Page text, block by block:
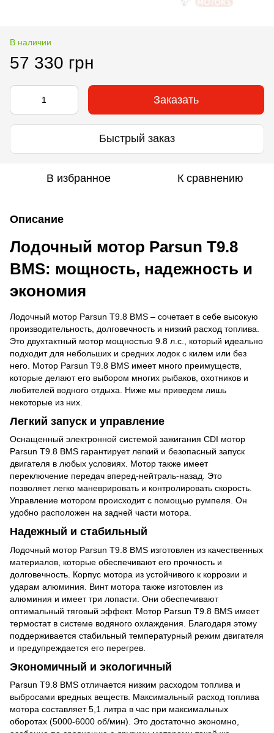
В наличии
57 330 грн
Заказать
Быстрый заказ
В избранное К сравнению
Описание
Лодочный мотор Parsun T9.8
BMS: мощность, надежность и
экономия
Лодочный мотор Parsun T9.8 BMS – сочетает в себе высокую
производительность, долговечность и низкий расход топлива.
Это двухтактный мотор мощностью 9.8 л.с., который идеально
подходит для небольших и средних лодок с килем или без
него. Мотор Parsun T9.8 BMS имеет много преимуществ,
которые делают его выбором многих рыбаков, охотников и
любителей водного отдыха. Ниже мы приведем лишь
некоторые из них.
Легкий запуск и управление
Оснащенный электронной системой зажигания CDI мотор
Parsun T9.8 BMS гарантирует легкий и безопасный запуск
двигателя в любых условиях. Мотор также имеет
переключение передач вперед-нейтраль-назад. Это
позволяет легко маневрировать и контролировать скорость.
Управление мотором происходит с помощью румпеля. Он
удобно расположен на задней части мотора.
Надежный и стабильный
Лодочный мотор Parsun T9.8 BMS изготовлен из качественных
материалов, которые обеспечивают его прочность и
долговечность. Корпус мотора из устойчивого к коррозии и
ударам алюминия. Винт мотора также изготовлен из
алюминия и имеет три лопасти. Они обеспечивают
оптимальный тяговый эффект. Мотор Parsun T9.8 BMS имеет
термостат в системе водяного охлаждения. Благодаря этому
поддерживается стабильный температурный режим двигателя
и предупреждается его перегрев.
Экономичный и экологичный
Parsun T9.8 BMS отличается низким расходом топлива и
выбросами вредных веществ. Максимальный расход топлива
мотора составляет 5,1 литра в час при максимальных
оборотах (5000-6000 об/мин). Это достаточно экономно,